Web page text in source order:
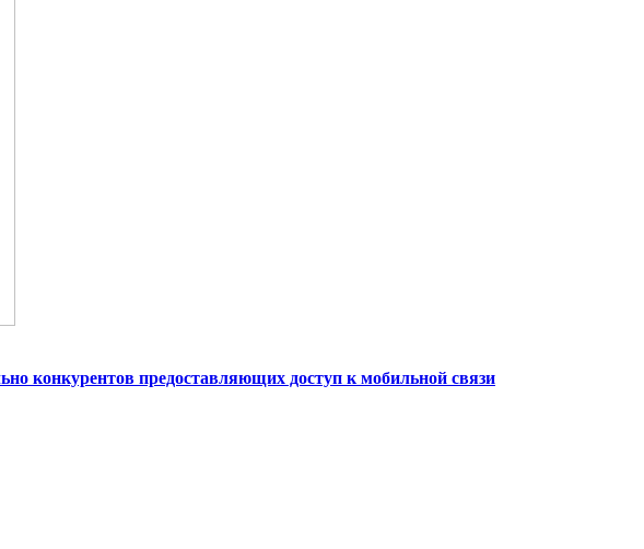
конкурентов предоставляющих доступ к мобильной связи